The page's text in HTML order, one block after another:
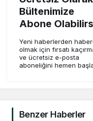
Bültenimize
Abone
Yeni haberlerden
olmak için fırsatı
ve ücretsiz e-posta
aboneliğini hemen
Benzer Haberler